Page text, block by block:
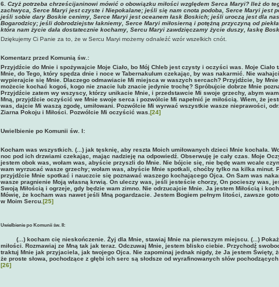
6. Czyż potrzeba chrześcijaninowi mówić o obowiązku miłości względem Serca Maryi? Ileż do
zachwyca, Serce Maryi jest czyste i Niepokalane; jeśli się nam cnota podoba, Serce Maryi jest
jeśli sobie dary Boskie cenimy, Serce Maryi jest oceanem łask Boskich; jeśli uroczą jest dla
Bogarodzicy; jeśli dobrodziejstw łakniemy, Serce Maryi miłosierną i potężną przyczyną od
która nam życie dała dostatecznie kochamy, Sercu Maryi zawdzięczamy życie duszy, łaskę
Dziękujemy Ci Panie za to, że w Sercu Maryi możemy odnaleźć wzór wszelkich cnót.
Komentarz przed Komunią św.:
Przyjdźcie do Mnie i spożywajcie Moje Ciało, bo Mój Chleb jest czysty i oczyści was. Moje
Mnie, do Tego, który spędza dnie i noce w Tabernakulum czekając, by was nakarmić. Nie
wypierajcie się Mnie. Dlaczego odmawiacie Mi miejsca w waszych sercach? Przyjdźcie, by
możecie kochać kogoś, kogo nie znacie lub znacie jedynie trochę? Spróbujcie dobrze Mnie
Przyjdźcie zatem wy wszyscy, którzy unikacie Mnie, i przedstawcie Mi swoje grzechy, abym
Mną, przyjdźcie oczyścić we Mnie swoje serca i pozwólcie Mi napełnić je miłością. Wiem, że
was, dajcie Mi waszą zgodę, umiłowani. Pozwólcie Mi wyrwać wszystkie wasze nieprawości,
Ziarna Pokoju i Miłości. Pozwólcie Mi oczyścić was.[24]
Uwielbienie po Komunii św. I:
Kocham was wszystkich. (...) jak tęsknię, aby reszta Moich umiłowanych dzieci Mnie kochała.
noc pod ich drzwiami czekając, mając nadzieję na odpowiedź. Obserwuję je cały czas. Moje
jestem obok was, wołam was, abyście przyszli do Mnie. Nie bójcie się, nie będę wam wcale
wam wyrzucać wasze grzechy; wołam was, abyście Mnie spotkali, choćby tylko na kilka minut.
przyjdźcie Mnie spotkać i nauczcie się poznawać waszego kochającego Ojca. On Sam was
wasze pragnienie Moją własną krwią. On uleczy was, jeśli jesteście chorzy, On pocieszy was,
Swoją Miłością i ogrzeje, gdy będzie wam zimno. Nie odrzucajcie Mnie. Ja jestem Miłością i
Mówię, że kocham was nawet jeśli Mną pogardzacie. Jestem Bogiem pełnym litości, zawsze
w Moim Sercu.[25]
Uwielbienie po Komunii św. II:
(...) kocham cię nieskończenie. Żyj dla Mnie, stawiaj Mnie na pierwszym miejscu. (...)
miłości. Rozmawiaj ze Mną tak jak teraz. Odczuwaj Mnie, jestem blisko ciebie. Przychodź
traktuj Mnie jak przyjaciela, jak twojego Ojca. Nie zapominaj jednak nigdy, że Ja jestem Święty,
że proste słowa, pochodzące z głębi ich serc są słodsze od wyrafinowanych słów
[26]